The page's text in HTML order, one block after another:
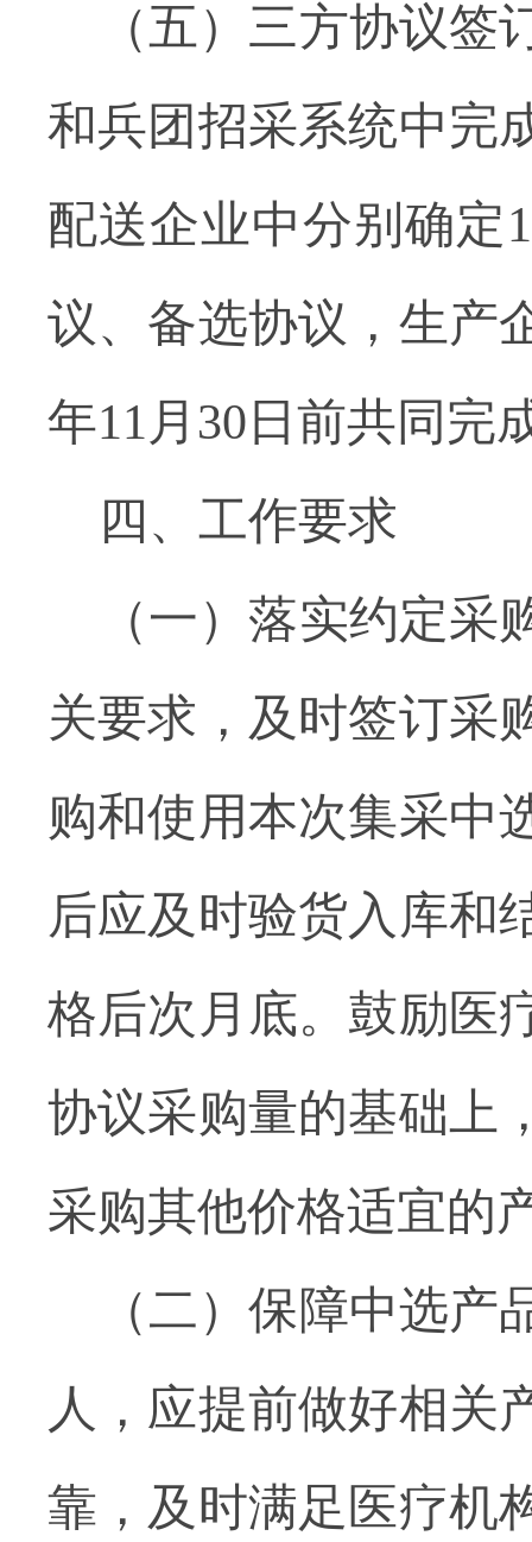
（五）三方协议签
和兵团招采系统中完
配送企业中分别确定1
议、备选协议，生产
年11 月 30 日前共同完
四、工作要求
（一）落实约定采
关要求，及时签订采
购和使用本次集采中
后应及时验货入库和
格后次月底。 鼓励医
协议采购量的基础上
采购其他价格适宜的
（二）保障中选产
人，应提前做好相关
靠，及时满足医疗机